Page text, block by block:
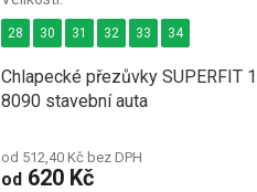
Chlapecké přezůvky SUPERFIT
8090 stavební auta
od 512,40 Kč bez DPH
od620 Kč
28 30 31 32 33 34